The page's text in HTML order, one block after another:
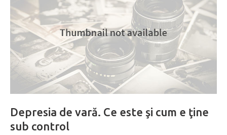
Depresia de vară. Ce este şi cum e ţine
sub control